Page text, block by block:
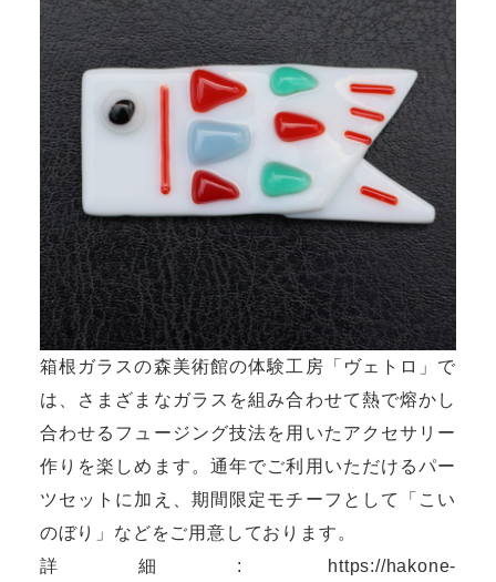
箱根ガラスの森美術館の体験工房「ヴェトロ」で
は、さまざまなガラスを組み合わせて熱で熔かし
合わせるフュージング技法を用いたアクセサリー
作りを楽しめます。通年でご利用いただけるパー
ツセットに加え、期間限定モチーフとして「こい
のぼり」などをご用意しております。
詳細:
https://hakone-